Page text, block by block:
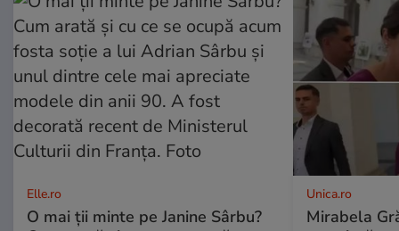
Elle.ro
O mai ții minte pe Janine Sârbu?
Unica.ro
Mirabela